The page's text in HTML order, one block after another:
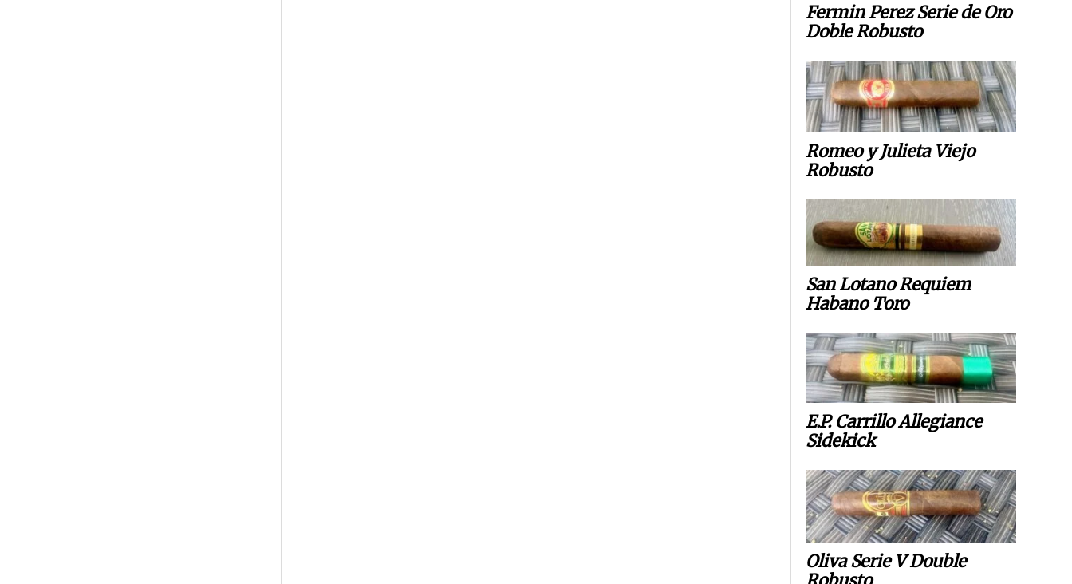
Fermin Perez Serie de Oro
Doble Robusto
Romeo y Julieta Viejo
Robusto
San Lotano Requiem
Habano Toro
E.P. Carrillo Allegiance
Sidekick
Oliva Serie V Double